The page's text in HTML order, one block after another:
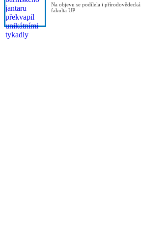
Na objevu se podílela i přírodovědecká
fakulta UP